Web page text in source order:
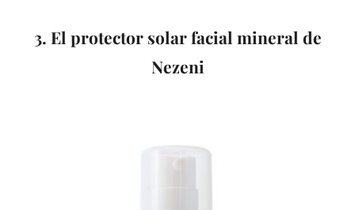
3. El protector solar facial mineral de
Nezeni